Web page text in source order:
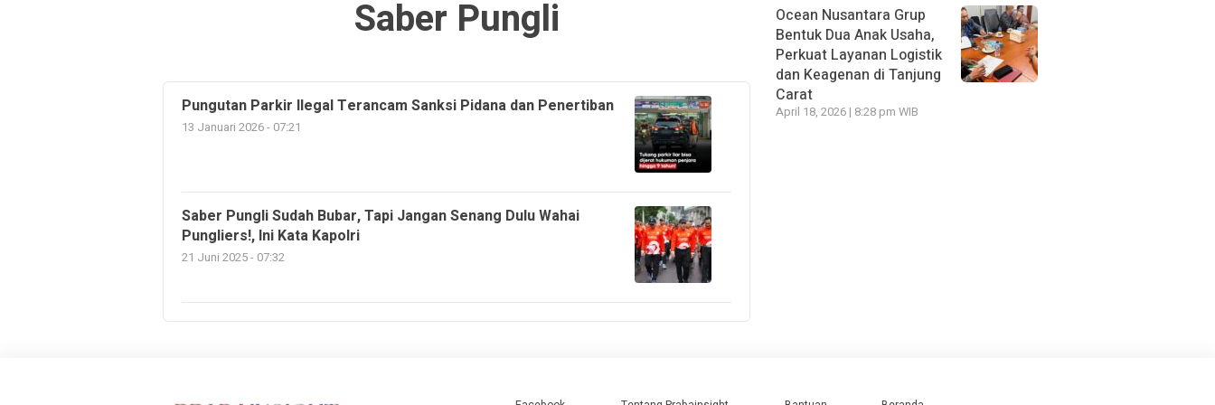
Saber Pungli
Pungutan Parkir Ilegal Terancam Sanksi Pidana dan Penertiban
13 Januari 2026 - 07:21
Saber Pungli Sudah Bubar, Tapi Jangan Senang Dulu Wahai
Pungliers!, Ini Kata Kapolri
21 Juni 2025 - 07:32
Ocean Nusantara Grup
Bentuk Dua Anak Usaha,
Perkuat Layanan Logistik
dan Keagenan di Tanjung
Carat
April 18, 2026 | 8:28 pm WIB